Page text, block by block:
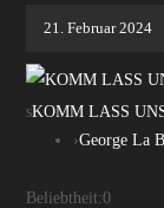
21. Februar 2024
sKOMM LASS
›George La
Beliebtheit:0